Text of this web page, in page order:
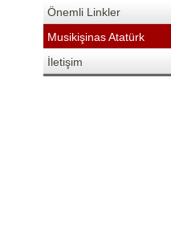
Önemli Linkler
Musikişinas Atatürk
İletişim